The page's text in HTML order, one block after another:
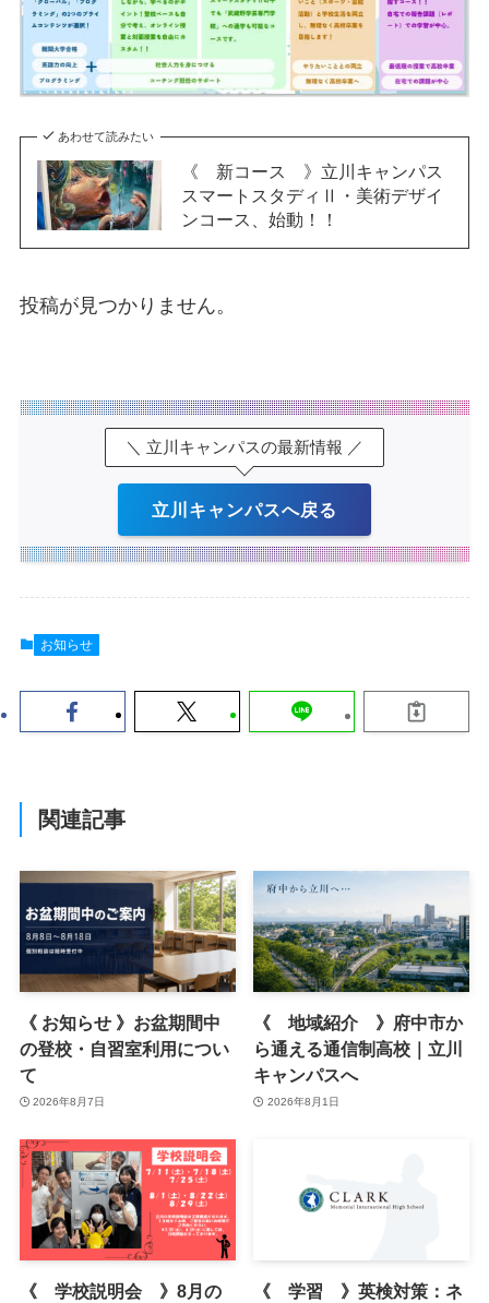
あわせて読みたい
《 新コース 》立川キャンパス
スマートスタディⅡ・美術デザイ
ンコース、始動！！
投稿が見つかりません。
＼ 立川キャンパスの最新情報 ／
立川キャンパスへ戻る
お知らせ
関連記事
《 お知らせ 》お盆期間中
の登校・自習室利用につい
て
2026年8月7日
《 地域紹介 》府中市か
ら通える通信制高校｜立川
キャンパスへ
2026年8月1日
《 学校説明会 》8月の
《 学習 》英検対策：ネ